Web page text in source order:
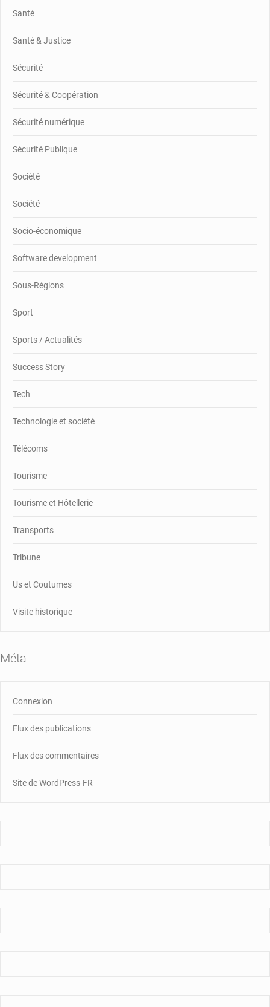
Santé
Santé & Justice
Sécurité
Sécurité & Coopération
Sécurité numérique
Sécurité Publique
Société
Société
Socio-économique
Software development
Sous-Régions
Sport
Sports / Actualités
Success Story
Tech
Technologie et société
Télécoms
Tourisme
Tourisme et Hôtellerie
Transports
Tribune
Us et Coutumes
Visite historique
Méta
Connexion
Flux des publications
Flux des commentaires
Site de WordPress-FR